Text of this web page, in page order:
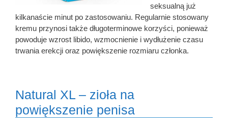
seksualną już
kilkanaście minut po zastosowaniu. Regularnie stosowany
kremu przynosi także długoterminowe korzyści, ponieważ
powoduje wzrost libido, wzmocnienie i wydłużenie czasu
trwania erekcji oraz powiększenie rozmiaru członka.
Natural XL – zioła na
powiększenie penisa